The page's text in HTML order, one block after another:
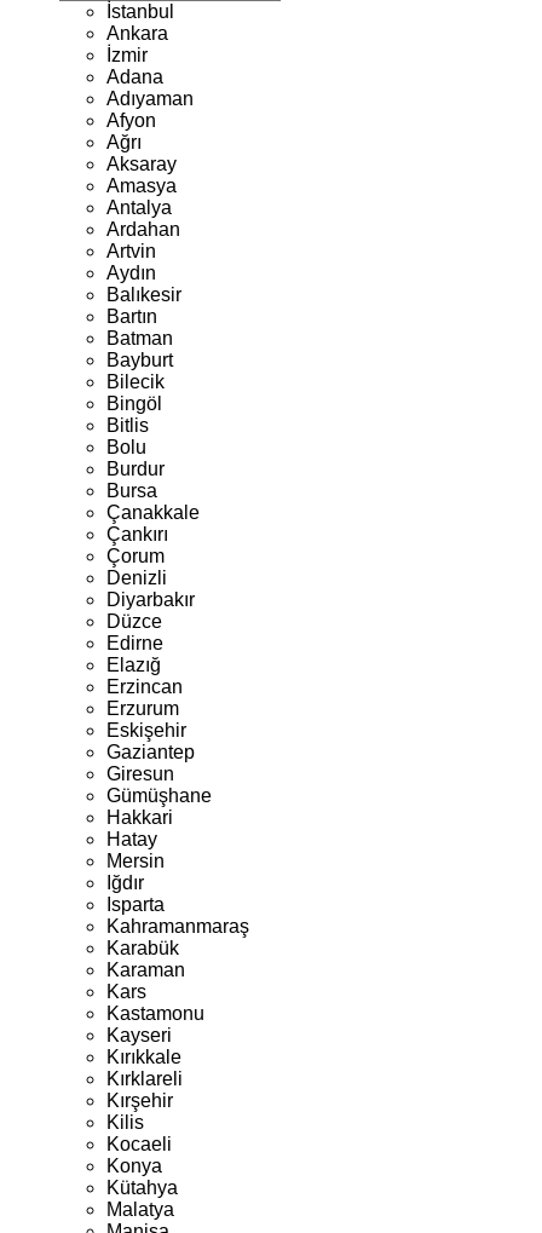
İstanbul
Ankara
İzmir
Adana
Adıyaman
Afyon
Ağrı
Aksaray
Amasya
Antalya
Ardahan
Artvin
Aydın
Balıkesir
Bartın
Batman
Bayburt
Bilecik
Bingöl
Bitlis
Bolu
Burdur
Bursa
Çanakkale
Çankırı
Çorum
Denizli
Diyarbakır
Düzce
Edirne
Elazığ
Erzincan
Erzurum
Eskişehir
Gaziantep
Giresun
Gümüşhane
Hakkari
Hatay
Mersin
Iğdır
Isparta
Kahramanmaraş
Karabük
Karaman
Kars
Kastamonu
Kayseri
Kırıkkale
Kırklareli
Kırşehir
Kilis
Kocaeli
Konya
Kütahya
Malatya